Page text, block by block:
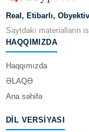
Real, Etibarlı,
Saytdakı materialların
HAQQIMIZDA
Haqqımızda
ƏLAQƏ
Ana səhifə
DIL VERSIYASI